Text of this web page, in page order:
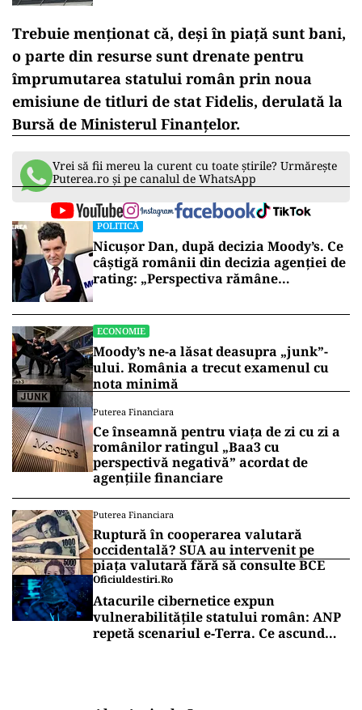
Trebuie menţionat că, deşi în piaţă sunt bani,
o parte din resurse sunt drenate pentru
împrumutarea statului român prin noua
emisiune de titluri de stat Fidelis, derulată la
Bursă de Ministerul Finanţelor.
Vrei să fii mereu la curent cu toate știrile? Urmărește
Puterea.ro și pe canalul de WhatsApp
POLITICĂ
Nicușor Dan, după decizia Moody’s. Ce
câștigă românii din decizia agenției de
rating: „Perspectiva rămâne
ECONOMIE
Moody’s ne-a lăsat deasupra „junk”-
ului. România a trecut examenul cu
nota minimă
Puterea Financiara
Ce înseamnă pentru viața de zi cu zi a
românilor ratingul „Baa3 cu
perspectivă negativă” acordat de
agențiile financiare
Puterea Financiara
Ruptură în cooperarea valutară
occidentală? SUA au intervenit pe
piața valutară fără să consulte BCE
Oficiuldestiri.ro
Atacurile cibernetice expun
vulnerabilitățile statului român: ANP
repetă scenariul e‑Terra. Ce ascund